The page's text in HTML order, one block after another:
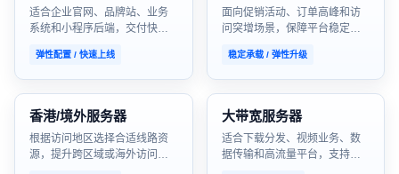
适合企业官网、品牌站、业务
系统和小程序后端，交付快、
弹性配置 / 快速上线
面向促销活动、订单高峰和访
问突增场景，保障平台稳定访
稳定承载 / 弹性升级
香港/境外服务器
根据访问地区选择合适线路资
源，提升跨区域或海外访问体
大带宽服务器
适合下载分发、视频业务、数
据传输和高流量平台，支持带